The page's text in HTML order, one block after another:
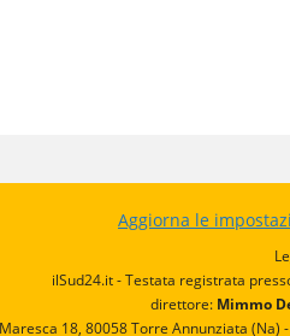
Aggiorna le
ilSud24.it - Testata registrata
direttore:Mimmo
18, 80058 Torre Annunziata (Na)